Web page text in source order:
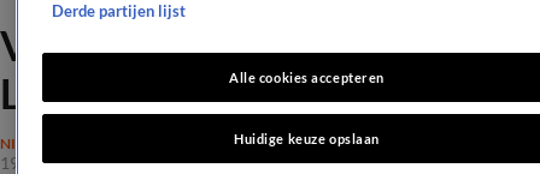
Verwoestende uithaal naar
Leonie ter Braak: 'Gedrocht!'
NIEUWS
19 aug 2024, 16:12
Derde partijen lijst
Alle cookies accepteren
Huidige keuze opslaan